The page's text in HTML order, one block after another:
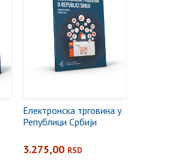
Електронска трговина у
Републици Србији
3.275,00 RSD